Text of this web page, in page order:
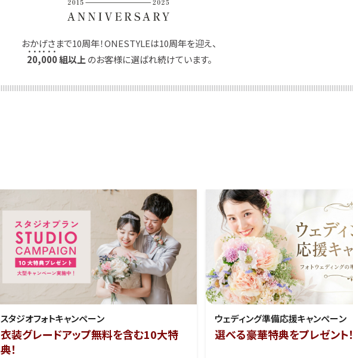
おかげさまで10周年！ONESTYLEは10周年を迎え、
20,000組以上 のお客様に選ばれ続けています。
スタジオフォトキャンペーン
衣装グレードアップ無料を含む10大特
典！
ウェディング準備応援キャンぺーン
選べる豪華特典をプレゼント！